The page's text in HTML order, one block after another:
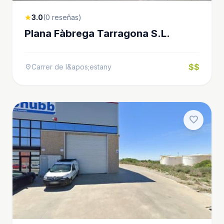
star3.0(0 reseñas)
Plana Fàbrega Tarragona S.L.
location_onCarrer de l&apos;estany $$
favorite